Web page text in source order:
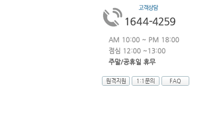
AM 10:00 ~ PM 18:00
점심 12:00 ~13:00
주말/공휴일 휴무
원격지원 1:1문의 FAQ